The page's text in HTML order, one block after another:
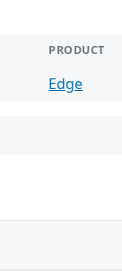
PRODUCT
Edge